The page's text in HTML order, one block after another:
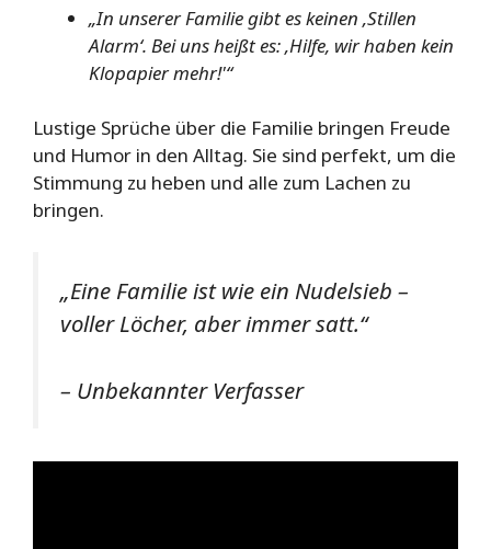
„In unserer Familie gibt es keinen ‚Stillen
Alarm‘. Bei uns heißt es: ‚Hilfe, wir haben kein
Klopapier mehr!'“
Lustige Sprüche über die Familie bringen Freude
und Humor in den Alltag. Sie sind perfekt, um die
Stimmung zu heben und alle zum Lachen zu
bringen.
„Eine Familie ist wie ein Nudelsieb –
voller Löcher, aber immer satt.“
– Unbekannter Verfasser